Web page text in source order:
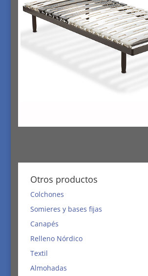
Otros productos
Colchones
Somieres y bases fijas
Canapés
Relleno Nórdico
Textil
Almohadas